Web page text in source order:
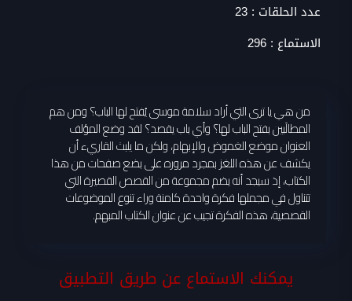
عدد الحلقات : 23
الاستماع : 296
من هي يا ترى التي أراد سلامة موسى يُفتح لها الباب؟ ومن هم
المطالَبين بفتح الباب لها؟ وأي باب يقصد؟ لقد وضع المؤلف
العنوان موضع الغموض والإبهام، ولكن ما يلبث القاريء أن
يكشف عن هذه اللغز بمجرد مروره على بضع صفحات من هذا
الكتاب، إذ سيجد أنه يضم مجموعة من القصص القصيرة التي
تتناول في مجملها فكرة واحدة كامنة وراء تنوع الموضوعات
القصصية، هذه الفكرة تجيب عن عنوان الكتاب المبهم.
يمكنك الاستماع عن طريق التطبيق